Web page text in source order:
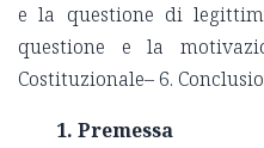
e la questione di
questione e la
Costituzionale– 6.
1. Premessa